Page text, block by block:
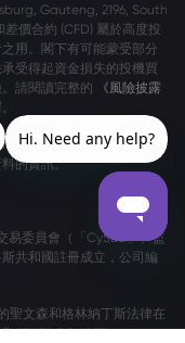
Gauteng, 2196, South
價合約 (CFD) 屬於高度投
用。閣下有可能蒙受部分
受得起資金損失的投機買
請閱讀完整的
《風險披露
與我們聯絡。請閱
的資訊。
委員會（「CySEC」）監
共和國註冊成立，公司編
聖文森和格林納丁斯法律在
27030 BC 2023。